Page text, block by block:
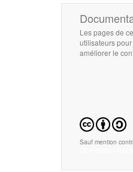
Les pages de
utilisateurs
améliorer le
Sauf mention